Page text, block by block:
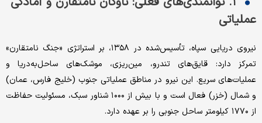
عملیاتی
نیروی دریایی سپاه، تأسیس‌شده در ۱۳۵۸، بر استراتژی «جنگ نامتقارن»
تمرکز دارد: قایق‌های تندرو، مین‌ریزی، موشک‌های ساحل‌به‌دریا و
عملیات‌های سریع. این نیرو در مناطق عملیاتی جنوب (خلیج فارس، عمان)
و شمال (خزر) فعال است و با بیش از ۱۰۰۰ شناور سبک، مسئولیت حفاظت
از ۱۷۷۰ کیلومتر ساحل جنوبی را بر عهده دارد.